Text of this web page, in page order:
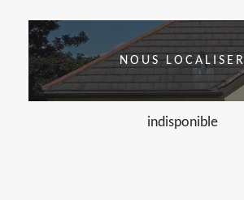
NOUS LOCALISER
indisponible